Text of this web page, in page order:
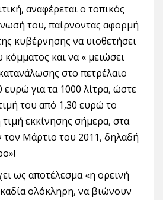
αναφέρεται ο τοπικός
του, παίρνοντας αφορμή
κυβέρνησης να υιοθετήσει
κόμματος και να « μειώσει
στο πετρέλαιο
για τα 1000 λίτρα, ώστε
του από 1,30 ευρώ το
τιμή εκκίνησης σήμερα, στα
τον Μάρτιο του 2011, δηλαδή
ως αποτέλεσμα «η ορεινή
ολόκληρη, να βιώνουν